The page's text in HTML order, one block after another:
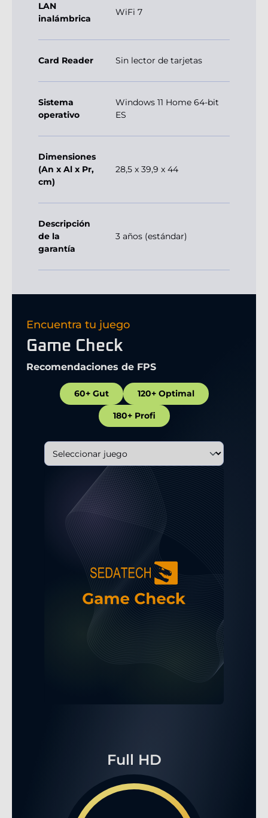
LAN
inalámbrica
WiFi 7
Card Reader Sin lector de tarjetas
Sistema
operativo
Windows 11 Home 64-bit
ES
Dimensiones
(An x Al x Pr,
cm)
28,5 x 39,9 x 44
Descripción
de la
garantía
3 años (estándar)
Encuentra tu juego
Game Check
Recomendaciones de FPS
60+ Gut 120+ Optimal
180+ Profi
Full HD